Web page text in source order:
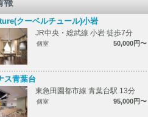
報
クーベルチュール)小岩
JR中央・総武線 小岩 徒歩7分
個室 50,000円〜
ス青葉台
東急田園都市線 青葉台駅 13分
個室 95,000円〜